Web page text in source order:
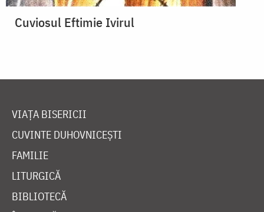
Cuviosul Eftimie Ivirul
VIAȚA BISERICII
CUVINTE DUHOVNICEȘTI
FAMILIE
LITURGICĂ
BIBLIOTECĂ